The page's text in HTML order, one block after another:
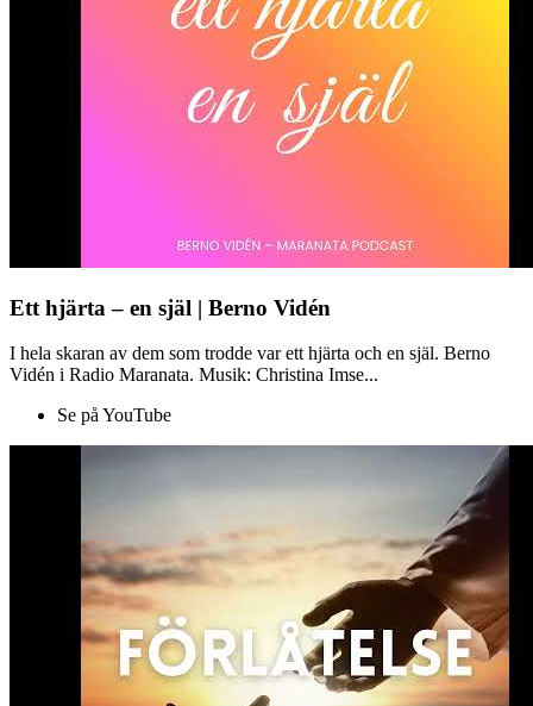
Ett hjärta – en själ | Berno Vidén
I hela skaran av dem som trodde var ett hjärta och en själ. Berno
Vidén i Radio Maranata. Musik: Christina Imse...
Se på YouTube